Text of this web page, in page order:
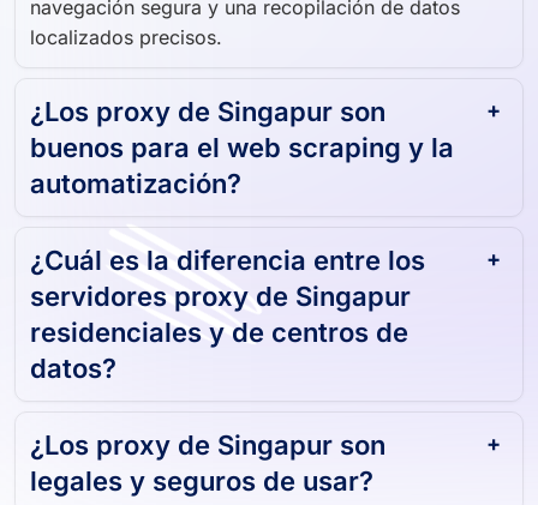
navegación segura y una recopilación de datos
localizados precisos.
¿Los proxy de Singapur son
buenos para el web scraping y la
automatización?
¿Cuál es la diferencia entre los
servidores proxy de Singapur
residenciales y de centros de
datos?
¿Los proxy de Singapur son
legales y seguros de usar?